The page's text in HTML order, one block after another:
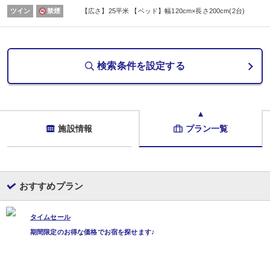
ツイン 禁煙 【広さ】25平米 【ベッド】幅120cm×長さ200cm(2台)
検索条件を設定する
施設情報 プラン一覧
おすすめプラン
タイムセール
期間限定のお得な価格でお宿を探せます♪